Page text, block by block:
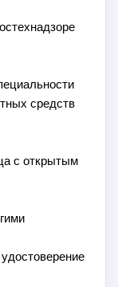
средств
с открытым